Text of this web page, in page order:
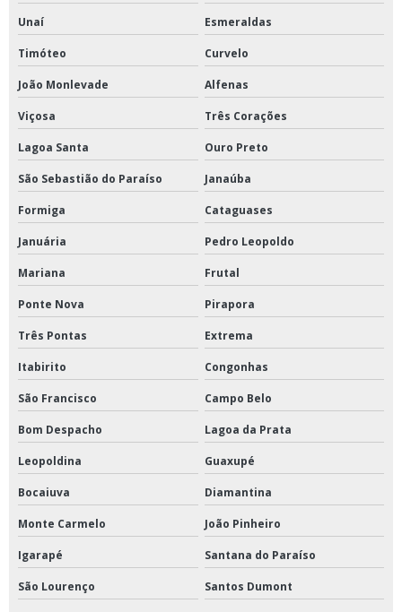
Unaí Esmeraldas
Timóteo Curvelo
João Monlevade Alfenas
Viçosa Três Corações
Lagoa Santa Ouro Preto
São Sebastião do Paraíso Janaúba
Formiga Cataguases
Januária Pedro Leopoldo
Mariana Frutal
Ponte Nova Pirapora
Três Pontas Extrema
Itabirito Congonhas
São Francisco Campo Belo
Bom Despacho Lagoa da Prata
Leopoldina Guaxupé
Bocaiuva Diamantina
Monte Carmelo João Pinheiro
Igarapé Santana do Paraíso
São Lourenço Santos Dumont